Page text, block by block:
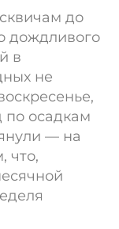
до
дождливого
в
не
по осадкам
— на
что,